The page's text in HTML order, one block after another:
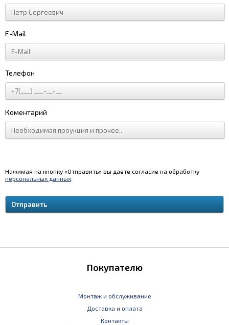
E-Mail
Телефон
Коментарий
Нажимая на кнопку «Отправить» вы даете согласие на обработку
персональных данных
Покупателю
Монтаж и обслуживание
Доставка и оплата
Контакты